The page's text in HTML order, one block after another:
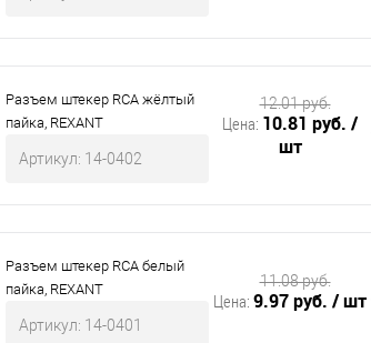
Разъем штекер RCA жёлтый
пайка, REXANT
Артикул: 14-0402
Цена: 10.81 руб. /
шт
12.01 руб.
Разъем штекер RCA белый
пайка, REXANT
Артикул: 14-0401
Цена: 9.97 руб. / шт
11.08 руб.